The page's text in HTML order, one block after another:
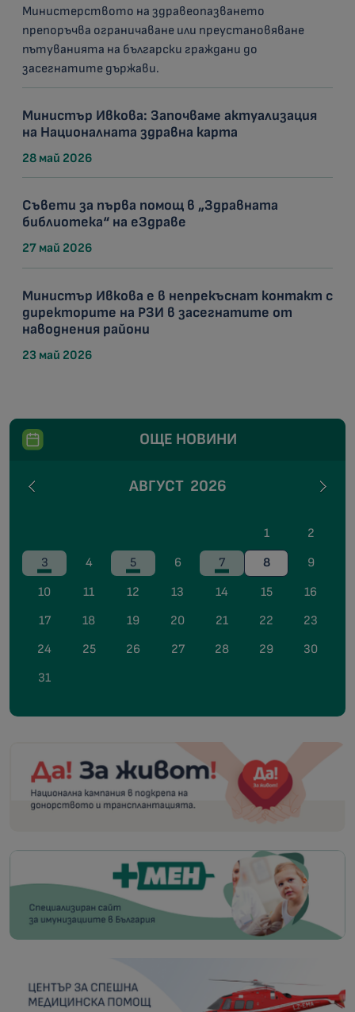
Министерството на здравеопазването
препоръчва ограничаване или преустановяване
пътуванията на български граждани до
засегнатите държави.
Министър Ивкова: Започваме актуализация
на Националната здравна карта
28 май 2026
Съвети за първа помощ в „Здравната
библиотека“ на еЗдраве
27 май 2026
Министър Ивкова е в непрекъснат контакт с
директорите на РЗИ в засегнатите от
наводнения райони
23 май 2026
ОЩЕ НОВИНИ
АВГУСТ 2026
1
2
3
4 5 6 7 8
9
10
11 12 13 14 15
16
17
18 19 20 21 22
23
24
25 26 27 28 29
30
31